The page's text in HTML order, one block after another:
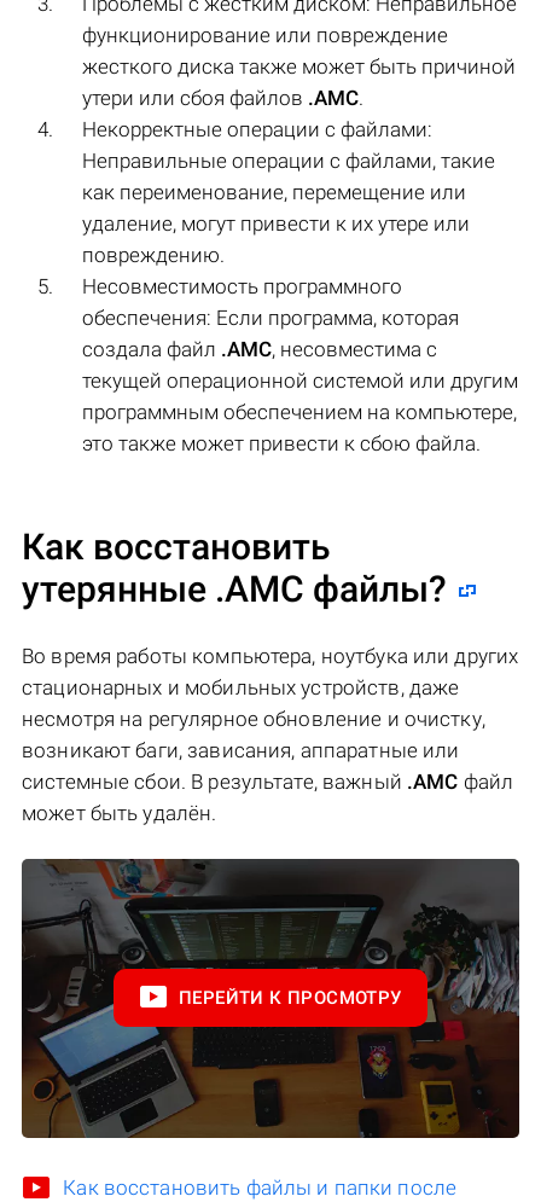
функционирование или повреждение
жесткого диска также может быть причиной
утери или сбоя файлов .AMC.
Некорректные операции с файлами:
Неправильные операции с файлами, такие
как переименование, перемещение или
удаление, могут привести к их утере или
повреждению.
Несовместимость программного
обеспечения: Если программа, которая
создала файл .AMC, несовместима с
текущей операционной системой или другим
программным обеспечением на компьютере,
это также может привести к сбою файла.
Как восстановить
утерянные .AMC файлы?
Во время работы компьютера, ноутбука или других
стационарных и мобильных устройств, даже
несмотря на регулярное обновление и очистку,
возникают баги, зависания, аппаратные или
системные сбои. В результате, важный .AMC файл
может быть удалён.
ПЕРЕЙТИ К ПРОСМОТРУ
Как восстановить файлы и папки после